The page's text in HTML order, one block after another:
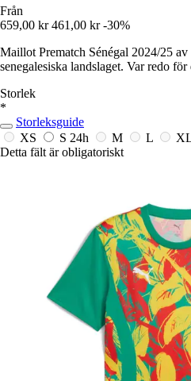
Från
659,00 kr 461,00 kr -30%
Maillot Prematch Sénégal 2024/25
senegalesiska landslaget. Var redo
Storlek
*
Storleksguide
XS
S 24h M L
Detta fält är obligatoriskt